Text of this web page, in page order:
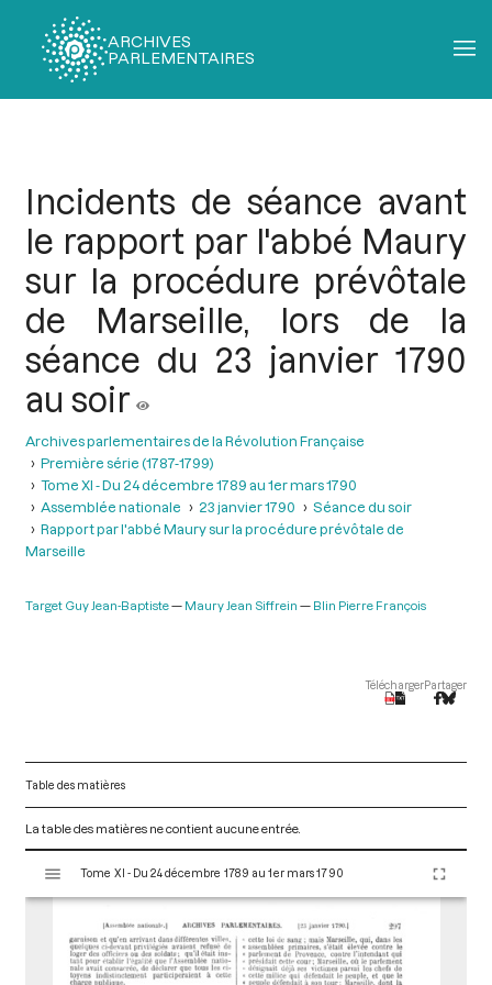
ARCHIVES
PARLEMENTAIRES
Incidents de séance avant
le rapport par l'abbé Maury
sur la procédure prévôtale
de Marseille, lors de la
séance du 23 janvier 1790
au soir
Archives parlementaires de la Révolution Française
Première série (1787-1799)
Tome XI - Du 24 décembre 1789 au 1er mars 1790
Assemblée nationale
23 janvier 1790
Séance du soir
Rapport par l'abbé Maury sur la procédure prévôtale de
Marseille
Target Guy Jean-Baptiste Maury Jean Siffrein Blin Pierre François
TéléchargerPartager
Table des matières
La table des matières ne contient aucune entrée.
s
Tome XI - Du 24 décembre 1789 au 1er mars 1790